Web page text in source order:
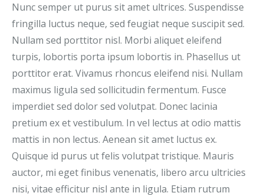
Nunc semper ut purus sit amet ultrices. Suspendisse
fringilla luctus neque, sed feugiat neque suscipit sed.
Nullam sed porttitor nisl. Morbi aliquet eleifend
turpis, lobortis porta ipsum lobortis in. Phasellus ut
porttitor erat. Vivamus rhoncus eleifend nisi. Nullam
maximus ligula sed sollicitudin fermentum. Fusce
imperdiet sed dolor sed volutpat. Donec lacinia
pretium ex et vestibulum. In vel lectus at odio mattis
mattis in non lectus. Aenean sit amet luctus ex.
Quisque id purus ut felis volutpat tristique. Mauris
auctor, mi eget finibus venenatis, libero arcu ultricies
nisi, vitae efficitur nisl ante in ligula. Etiam rutrum